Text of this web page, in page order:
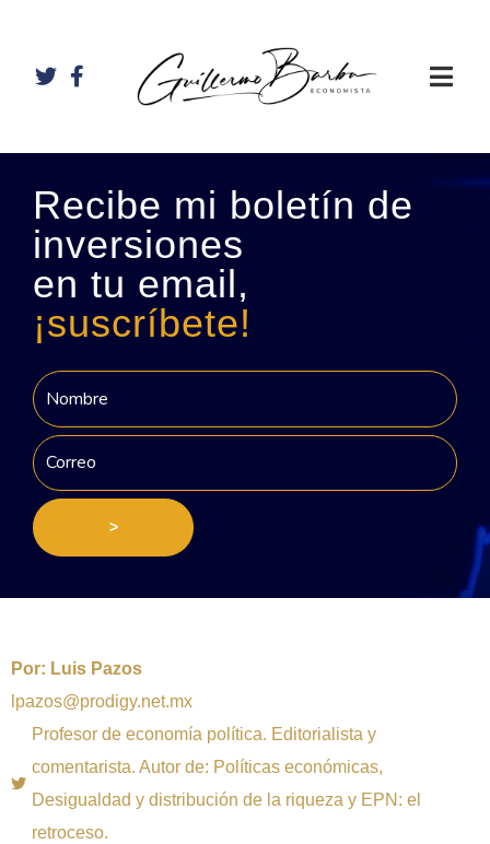
Recibe mi boletín de
inversiones
en tu email,
¡suscríbete!
>
Por: Luis Pazos
lpazos@prodigy.net.mx
Profesor de economía política. Editorialista y
comentarista. Autor de: Políticas económicas,
Desigualdad y distribución de la riqueza y EPN: el
retroceso.